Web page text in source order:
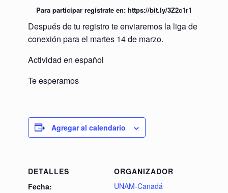
Para participar regístrate en: https://bit.ly/3Z2c1r1
Después de tu registro te enviaremos la liga de
conexión para el martes 14 de marzo.
Actividad en español
Te esperamos
Agregar al calendario
DETALLES
Fecha:
ORGANIZADOR
UNAM-Canadá